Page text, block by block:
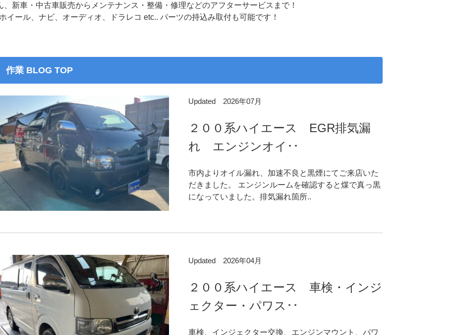
、新車・中古車販売からメンテナンス・整備・修理などのアフターサービスまで！
イール、ナビ、オーディオ、ドラレコ etc.. パーツの持込み取付も可能です！
作業 BLOG TOP
Updated 2026年07月
２００系ハイエース EGR排気漏
れ エンジンオイ･･
市内よりオイル漏れ、加速不良と黒煙にてご来店いた
だきました。 エンジンルームを確認すると煤で真っ黒
になっていました。排気漏れ箇所..
Updated 2026年04月
２００系ハイエース 車検・インジ
ェクター・パワス･･
車検、インジェクター交換、エンジンマウント、パワ